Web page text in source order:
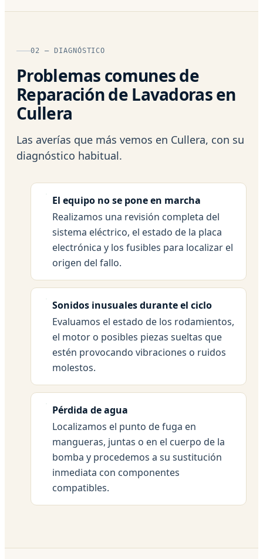
02 — DIAGNÓSTICO
Problemas comunes de
Reparación de Lavadoras en
Cullera
Las averías que más vemos en Cullera, con su
diagnóstico habitual.
El equipo no se pone en marcha
Realizamos una revisión completa del
sistema eléctrico, el estado de la placa
electrónica y los fusibles para localizar el
origen del fallo.
Sonidos inusuales durante el ciclo
Evaluamos el estado de los rodamientos,
el motor o posibles piezas sueltas que
estén provocando vibraciones o ruidos
molestos.
Pérdida de agua
Localizamos el punto de fuga en
mangueras, juntas o en el cuerpo de la
bomba y procedemos a su sustitución
inmediata con componentes
compatibles.